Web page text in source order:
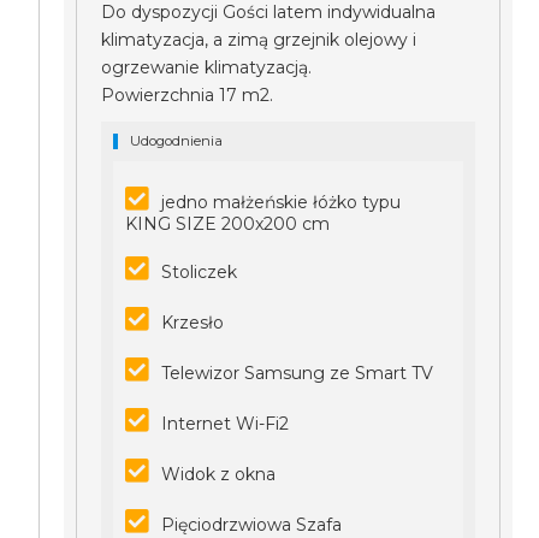
Do dyspozycji Gości latem indywidualna
klimatyzacja, a zimą grzejnik olejowy i
ogrzewanie klimatyzacją.
Powierzchnia 17 m2.
Udogodnienia
jedno małżeńskie łóżko typu
KING SIZE 200x200 cm
Stoliczek
Krzesło
Telewizor Samsung ze Smart TV
Internet Wi-Fi2
Widok z okna
Pięciodrzwiowa Szafa